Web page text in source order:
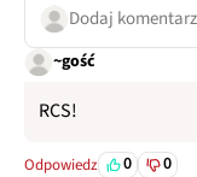
Dodaj komentarz
~gość
RCS!
Odpowiedz 0 0